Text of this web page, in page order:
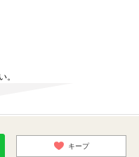
。
キープ